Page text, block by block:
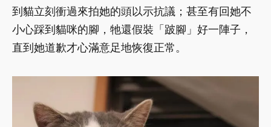
到貓立刻衝過來拍她的頭以示抗議；甚至有回她不
小心踩到貓咪的腳，牠還假裝「跛腳」好一陣子，
直到她道歉才心滿意足地恢復正常。